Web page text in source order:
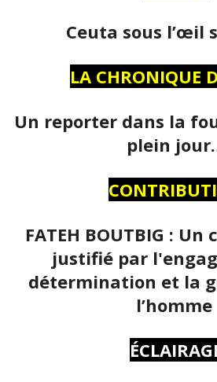
Ceuta sous l’œil
LA CHRONIQUE
Un reporter dans la
plein
FATEH BOUTBIG :
justifié par
détermination et la
l’homme